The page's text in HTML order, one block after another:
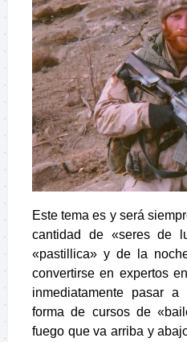
Este tema es y será
cantidad de «seres de
«pastillica» y de la
convertirse en expertos
inmediatamente pasar
forma de cursos de
fuego que va arriba y